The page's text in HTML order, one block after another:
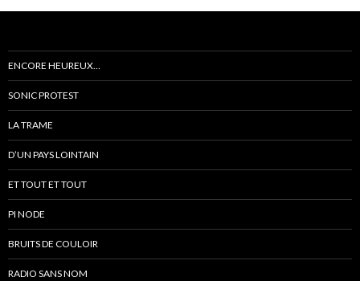
ENCORE HEUREUX…
SONIC PROTEST
LA TRAME
D’UN PAYS LOINTAIN
ET TOUT ET TOUT
PI NODE
BRUITS DE COULOIR
RADIO SANS NOM